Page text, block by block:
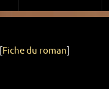
[Fiche du roman]